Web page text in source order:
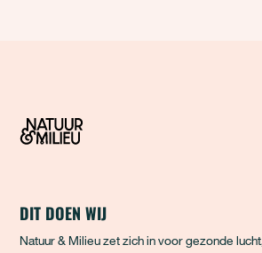
DIT DOEN WIJ
Natuur & Milieu zet zich in voor gezonde